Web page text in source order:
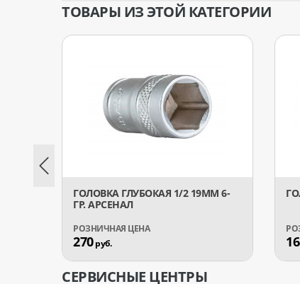
ТОВАРЫ ИЗ ЭТОЙ КАТЕГОРИИ
ГОЛОВКА ГЛУБОКАЯ 1/2 19ММ 6-
ГР. АРСЕНАЛ
270руб.
СЕРВИСНЫЕ ЦЕНТРЫ